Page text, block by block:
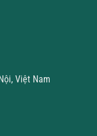
Việt Nam